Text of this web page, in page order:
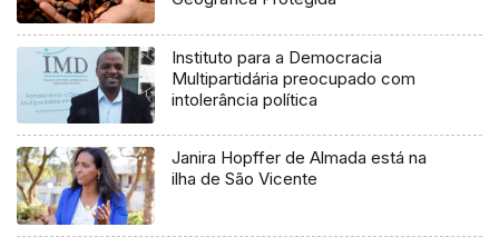
Instituto para a Democracia
Multipartidária preocupado com
intolerância política
Janira Hopffer de Almada está na
ilha de São Vicente